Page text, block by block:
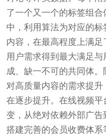
了一个又一个的标签组
中，利用算法为对应的
内容，在最高程度上满足
用户需求得到最大满足
成、缺一不可的共同体
对高质量内容的需求提
在逐步提升。在线视频
变，从绝对依赖外部广告
搭建完善的会员收费体系